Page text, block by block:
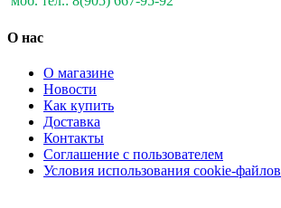
О нас
О магазине
Новости
Как купить
Доставка
Контакты
Соглашение с пользователем
Условия использования cookie-файлов